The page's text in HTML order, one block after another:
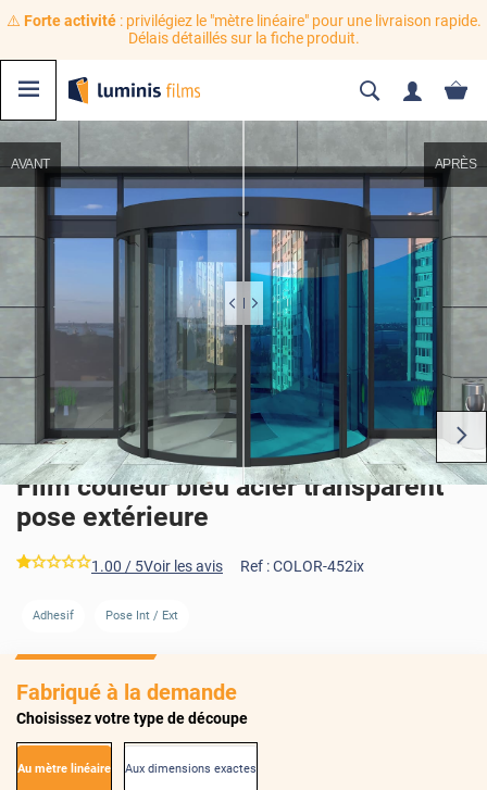
⚠️ Forte activité: privilégiez le "mètre linéaire" pour une livraison rapide.
Délais détaillés sur la fiche produit.
AVANT APRÈS
Film couleur bleu acier transparent
pose extérieure
***** 1.00 / 5Voir les avis Ref :COLOR-452ix
Adhesif Pose Int / Ext
Fabriqué à la demande
Choisissez votre type de découpe
Au mètre linéaire Aux dimensions exactes